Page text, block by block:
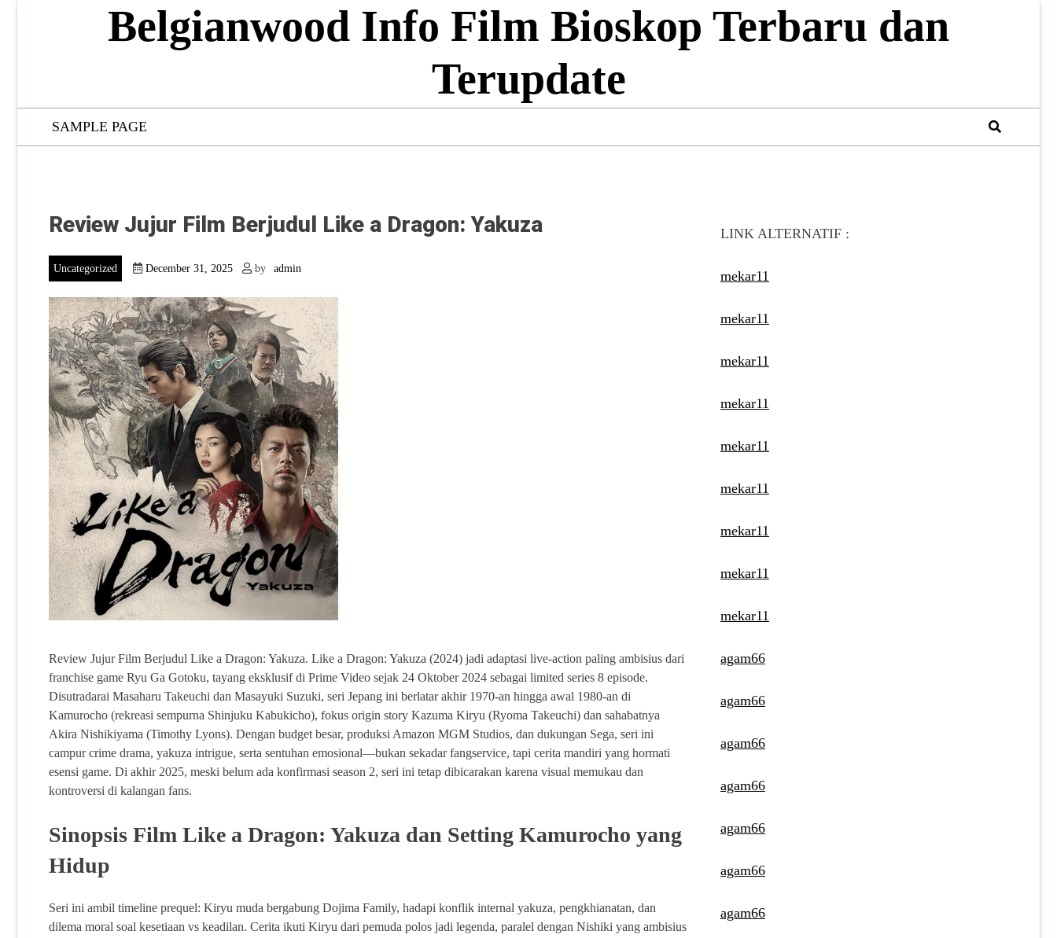
Belgianwood Info Film Bioskop Terbaru dan
Terupdate
SAMPLE PAGE
Review Jujur Film Berjudul Like a Dragon: Yakuza
Uncategorized December 31, 2025 by admin
Review Jujur Film Berjudul Like a Dragon: Yakuza. Like a Dragon: Yakuza (2024) jadi adaptasi live-action paling ambisius dari
franchise game Ryu Ga Gotoku, tayang eksklusif di Prime Video sejak 24 Oktober 2024 sebagai limited series 8 episode.
Disutradarai Masaharu Takeuchi dan Masayuki Suzuki, seri Jepang ini berlatar akhir 1970-an hingga awal 1980-an di
Kamurocho (rekreasi sempurna Shinjuku Kabukicho), fokus origin story Kazuma Kiryu (Ryoma Takeuchi) dan sahabatnya
Akira Nishikiyama (Timothy Lyons). Dengan budget besar, produksi Amazon MGM Studios, dan dukungan Sega, seri ini
campur crime drama, yakuza intrigue, serta sentuhan emosional—bukan sekadar fangservice, tapi cerita mandiri yang hormati
esensi game. Di akhir 2025, meski belum ada konfirmasi season 2, seri ini tetap dibicarakan karena visual memukau dan
kontroversi di kalangan fans.
Sinopsis Film Like a Dragon: Yakuza dan Setting Kamurocho yang
Hidup
Seri ini ambil timeline prequel: Kiryu muda bergabung Dojima Family, hadapi konflik internal yakuza, pengkhianatan, dan
dilema moral soal kesetiaan vs keadilan. Cerita ikuti Kiryu dari pemuda polos jadi legenda, paralel dengan Nishiki yang ambisius
LINK ALTERNATIF :
mekar11
mekar11
mekar11
mekar11
mekar11
mekar11
mekar11
mekar11
mekar11
agam66
agam66
agam66
agam66
agam66
agam66
agam66